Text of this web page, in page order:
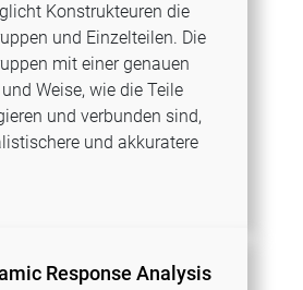
Konstrukteuren die
und Einzelteilen. Die
mit einer genauen
Weise, wie die Teile
und verbunden sind,
und akkuratere
Response Analysis